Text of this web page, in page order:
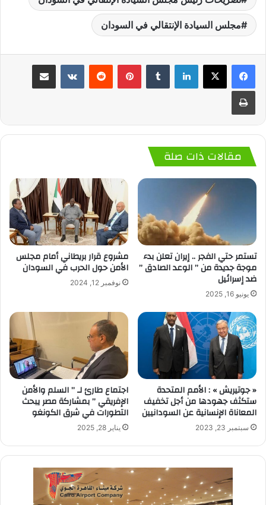
مجلس السيادة الإنتقالي في السودان
لينكدإن بينتيريست
مقالات ذات صلة
تستمر حتي الفجر .. إيران تعلن بدء
موجة جديدة من ” الوعد الصادق ”
ضد إسرائيل
يونيو 16, 2025
مشروع قرار بريطاني أمام مجلس
الأمن حول الحرب في السودان
نوفمبر 12, 2024
« جوتيريش » : الأمم المتحدة
ستكثف جهودها من أجل تخفيف
المعاناة الإنسانية عن السودانيين
سبتمبر 23, 2023
اجتماع طارئ لـ ” السلم والأمن
الإفريقي ” بمشاركة مصر يبحث
التطورات في شرق الكونغو
يناير 28, 2025